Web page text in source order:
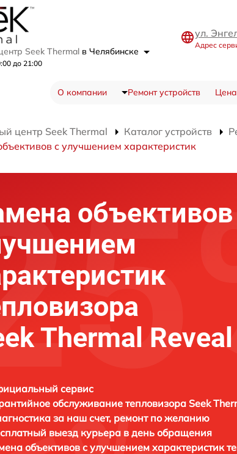
Seek Thermal в Челябинске
до 21:00
ул.
Адрес
О компании Ремонт устройств
центр Seek Thermal Каталог устройств
с улучшением характеристик
объективов
Thermal Reveal
сервис
обслуживание тепловизора Seek
за наш счет, ремонт по желанию
выезд курьера в день обращения
объективов с улучшением характеристик